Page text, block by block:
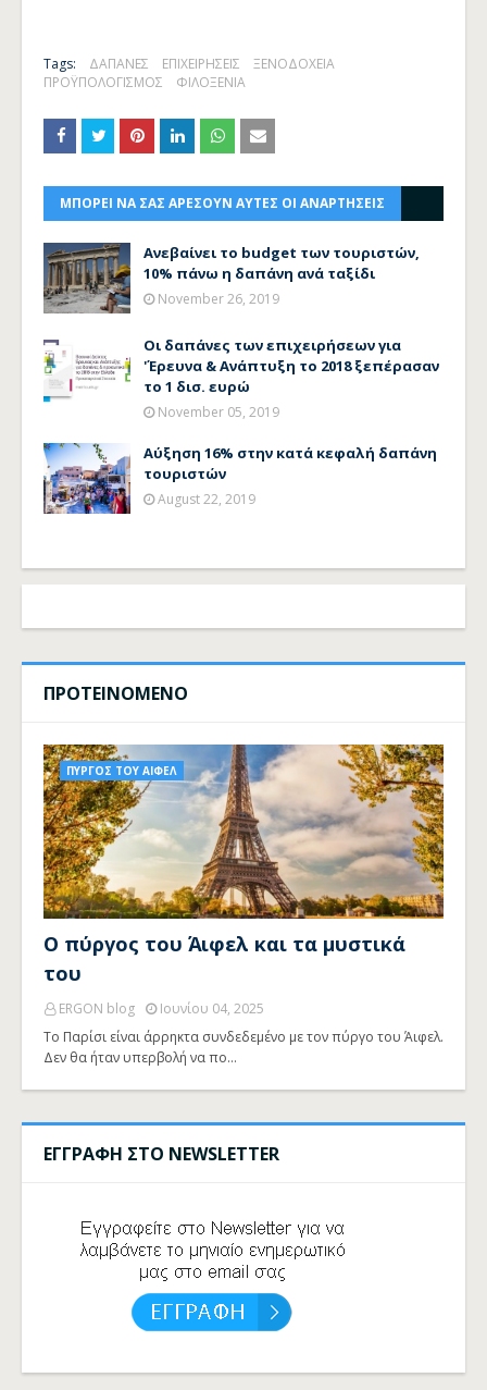
Tags: ΔΑΠΑΝΕΣ ΕΠΙΧΕΙΡΗΣΕΙΣ
ΞΕΝΟΔΟΧΕΙΑ
ΠΡΟΫΠΟΛΟΓΙΣΜΟΣ
ΦΙΛΟΞΕΝΙΑ
ΜΠΟΡΕΙ ΝΑ ΣΑΣ ΑΡΕΣΟΥΝ ΑΥΤΕΣ ΟΙ ΑΝΑΡΤΗΣΕΙΣ
Ανεβαίνει το budget των τουριστών,
10% πάνω η δαπάνη ανά ταξίδι
November 26, 2019
Οι δαπάνες των επιχειρήσεων για
'Έρευνα & Ανάπτυξη το 2018 ξεπέρασαν
το 1 δισ. ευρώ
November 05, 2019
Αύξηση 16% στην κατά κεφαλή δαπάνη
τουριστών
August 22, 2019
ΠΡΟΤΕΙΝΟΜΕΝΟ
ΠΥΡΓΟΣ ΤΟΥ ΑΙΦΕΛ
Ο πύργος του Άιφελ και τα μυστικά
του
ERGON blog
Ιουνίου 04, 2025
Το Παρίσι είναι άρρηκτα συνδεδεμένο με τον πύργο του Άιφελ.
Δεν θα ήταν υπερβολή να πο…
ΕΓΓΡΑΦΗ ΣΤΟ NEWSLETTER